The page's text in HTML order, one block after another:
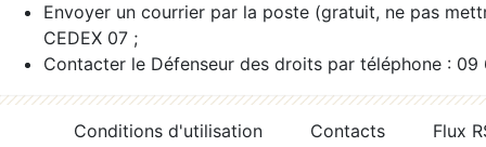
Envoyer un courrier par la poste (gratuit, ne pas
CEDEX 07 ;
Contacter le Défenseur des droits par téléphone :
Conditions d'utilisation Contacts
Flux